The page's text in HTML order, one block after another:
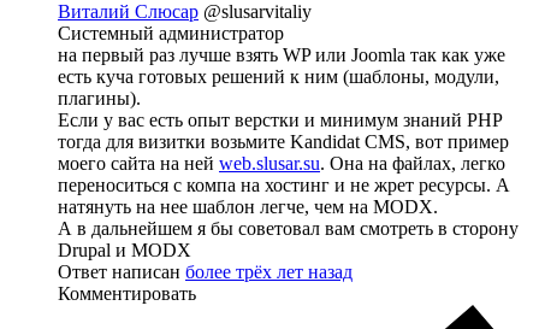
Виталий Слюсар @slusarvitaliy
Системный администратор
на первый раз лучше взять WP или Joomla так как уже
есть куча готовых решений к ним (шаблоны, модули,
плагины).
Если у вас есть опыт верстки и минимум знаний PHP
тогда для визитки возьмите Kandidat CMS, вот пример
моего сайта на ней web.slusar.su. Она на файлах, легко
переноситься с компа на хостинг и не жрет ресурсы. А
натянуть на нее шаблон легче, чем на MODX.
А в дальнейшем я бы советовал вам смотреть в сторону
Drupal и MODX
Ответ написан более трёх лет назад
Комментировать